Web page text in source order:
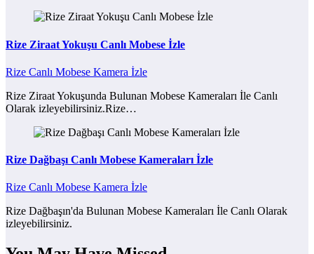
Rize Ziraat Yokuşu Canlı Mobese İzle
Rize Canlı Mobese Kamera İzle
Rize Ziraat Yokuşunda Bulunan Mobese Kameraları İle Canlı
Olarak izleyebilirsiniz.Rize…
Rize Dağbaşı Canlı Mobese Kameraları İzle
Rize Canlı Mobese Kamera İzle
Rize Dağbaşın'da Bulunan Mobese Kameraları İle Canlı Olarak
izleyebilirsiniz.